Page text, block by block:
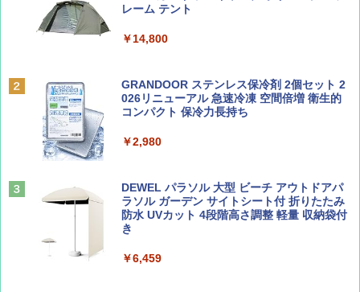
BE-PAL(ビ-パル) 2026年 9 月号【特別付録:
SOTO ミニマル"旅"財布 ランダム2種】
山と溪谷 2026年8月号「南アルプス大全」
￥1,540
A09 地球の歩き方 イタリア 2026～2027 地
球の歩き方A ヨーロッパ
地球の歩き方 スター・ウォーズ
￥2,695
ッとサンシェード キューブ フルクローズ メ
&ハイキング カーキ PATC-150(KH)
PYKES PEAK (パイクスピーク) 着替えテン
人用 折りたたみ 防災グッズ 災害用トイレ ビ
￥4,980
テント ワンタッチ RENEW 幅200 2-3人用 43
レーム テント
￥14,800
GRANDOOR ステンレス保冷剤 2個セット 2
026リニューアル 急速冷凍 空間倍増 衛生的
コンパクト 保冷力長持ち
￥2,980
DEWEL パラソル 大型 ビーチ アウトドアパ
ラソル ガーデン サイトシート付 折りたたみ
防水 UVカット 4段階高さ調整 軽量 収納袋付
き
￥6,459